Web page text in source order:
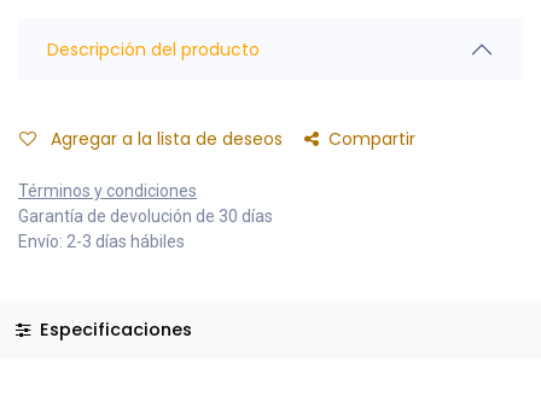
Descripción del producto
Agregar a la lista de deseos Compartir
Términos y condiciones
Garantía de devolución de 30 días
Envío: 2-3 días hábiles
Especificaciones